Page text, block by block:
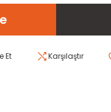
Et Karşılaştır